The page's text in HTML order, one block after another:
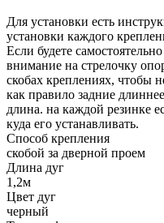
Для установки есть
установки каждого
Если будете
внимание на стрелочку
скобах креплениях, чтобы
как правило задние
длина. на каждой резинке
куда его устанавливать.
Способ крепления
скобой за дверной проем
Длина дуг
1,2м
Цвет дуг
черный